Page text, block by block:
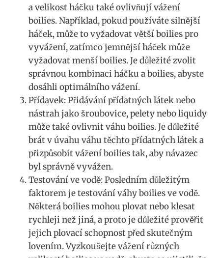
a velikost háčku také‌ ovlivňují vážení
boilies. Například, pokud‍ používáte silnější
háček, může to​ vyžadovat větší boilies pro
vyvážení, zatímco​ jemnější háček může
vyžadovat menší boilies. Je‍ důležité zvolit ​
správnou kombinaci‍ háčku ​a boilies, abyste
dosáhli optimálního ⁢vážení.
Přídavek: Přidávání přídatných látek ⁤nebo
nástrah jako šroubovice, pelety nebo‌ liquidy
může také ovlivnit váhu boilies.‍ Je důležité
brát v ‌úvahu váhu těchto přídatných‌ látek a
‍přizpůsobit vážení boilies tak, aby návazec
⁢byl správně⁤ vyvážen.
Testování⁤ ve vodě: Posledním ‌důležitým​
faktorem je⁤ testování váhy‍ boilies ve vodě.
Některá ​boilies mohou plovat nebo klesat
⁣rychleji než jiná, a proto je důležité prověřit
jejich ⁤plovací schopnost‌ před skutečným
lovením. Vyzkoušejte vážení různých